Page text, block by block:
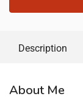
Description
About Me